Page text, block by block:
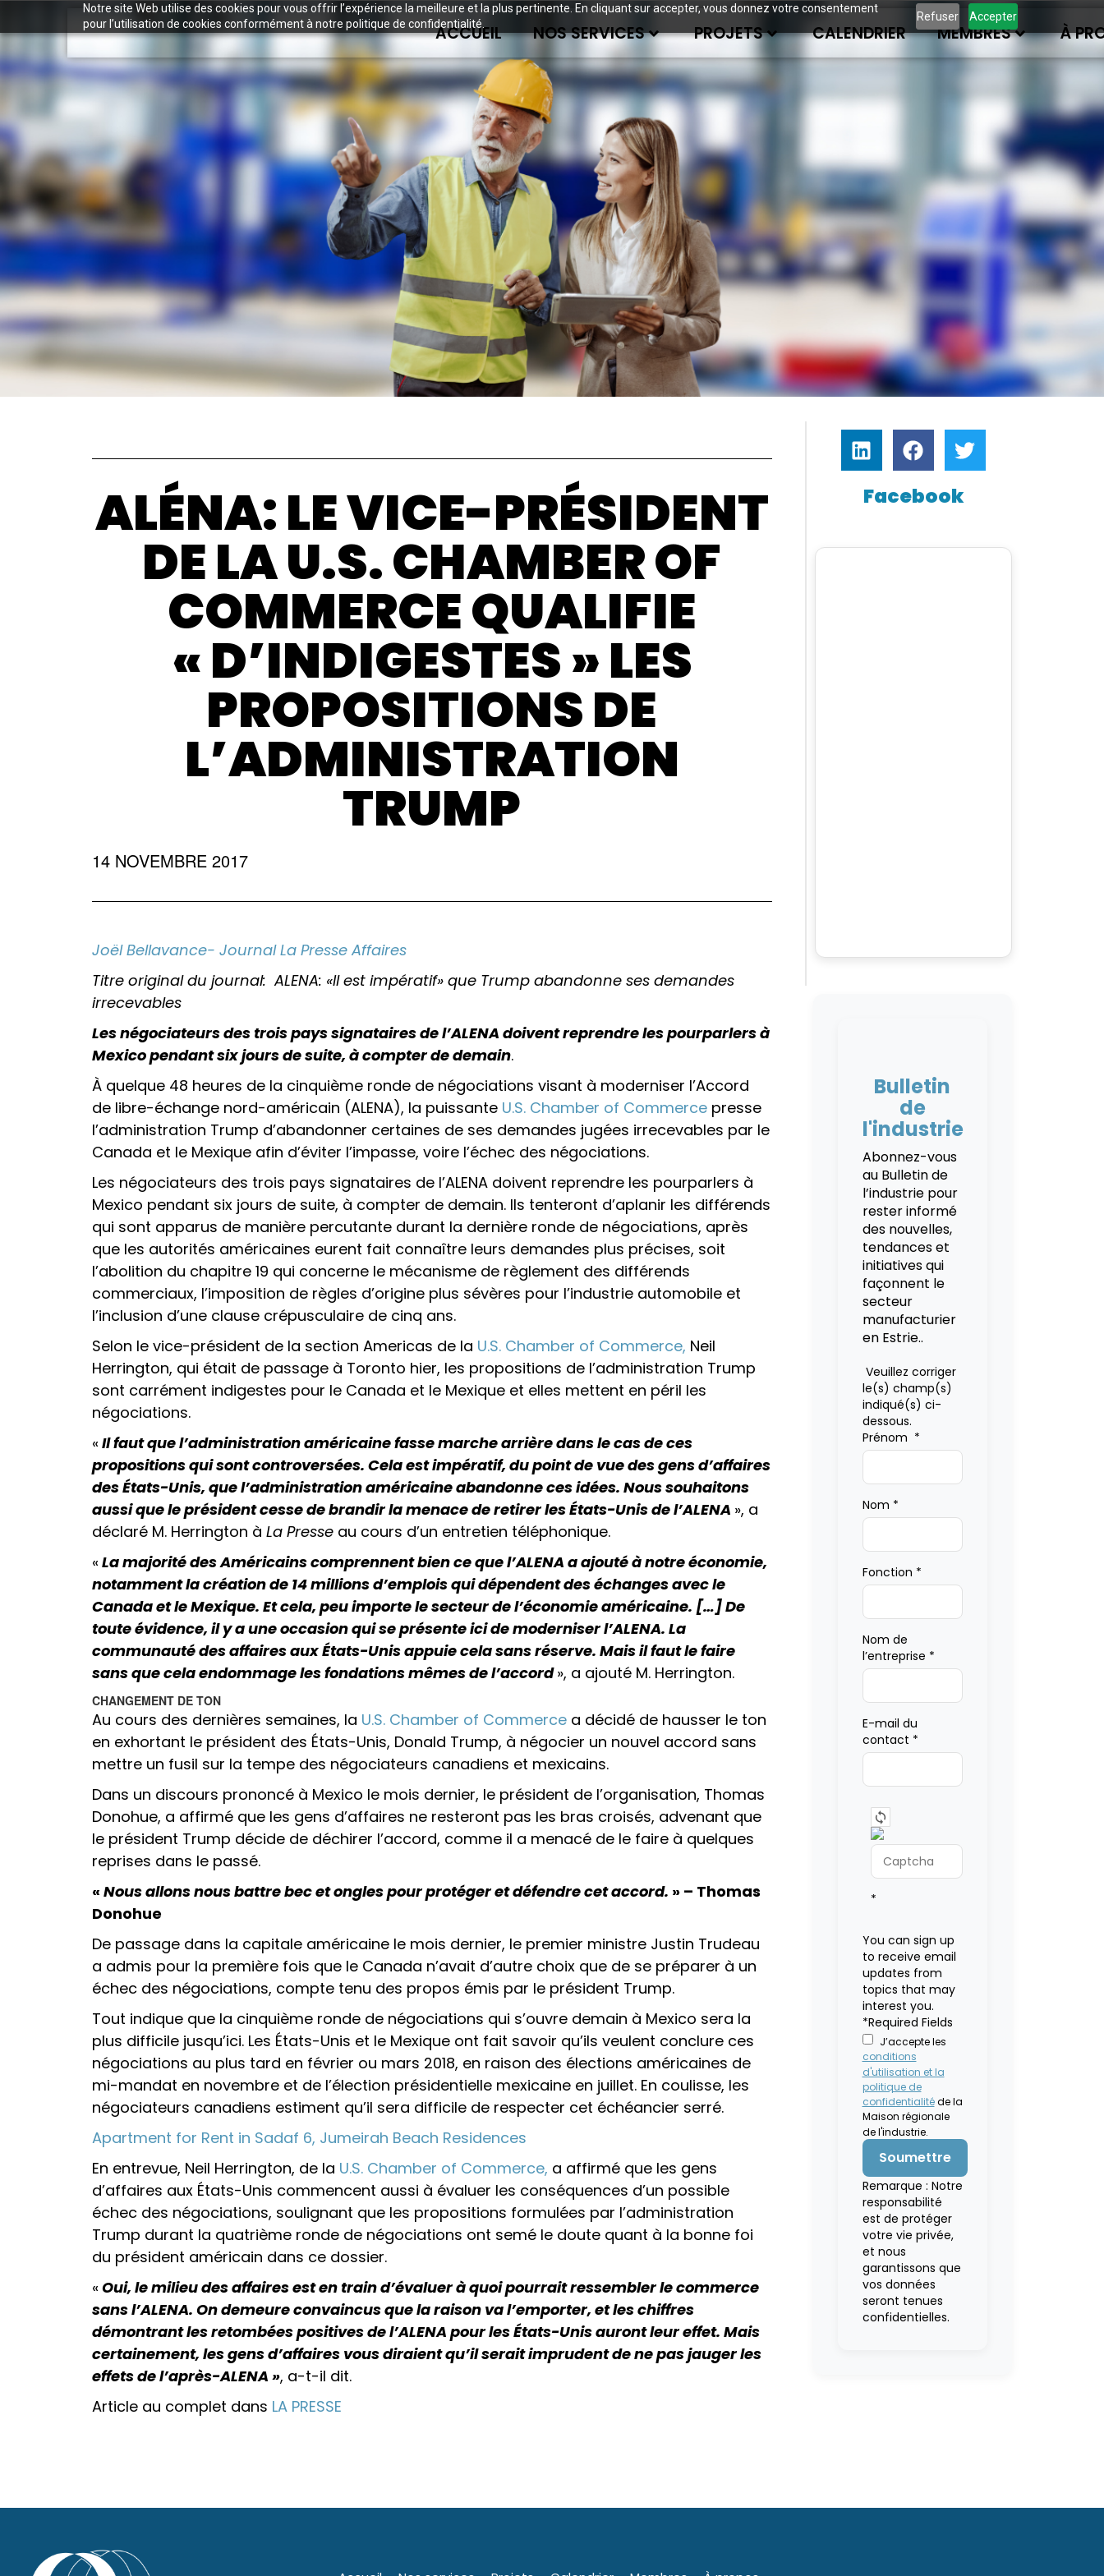
Notre site Web utilise des cookies pour vous offrir l’expérience la meilleure et la plus pertinente. En cliquant sur accepter, vous donnez votre consentement
pour l’utilisation de cookies conformément à notre politique de confidentialité.
Refuser Accepter
ACCUEIL NOS SERVICES PROJETS CALENDRIER MEMBRES À
ALÉNA: LE VICE-PRÉSIDENT
DE LA U.S. CHAMBER OF
COMMERCE QUALIFIE
« D’INDIGESTES » LES
PROPOSITIONS DE
L’ADMINISTRATION
TRUMP
14 NOVEMBRE 2017
Joël Bellavance- Journal La Presse Affaires
Titre original du journal: ALENA: «Il est impératif» que Trump abandonne ses demandes
irrecevables
Les négociateurs des trois pays signataires de l’ALENA doivent reprendre les pourparlers à
Mexico pendant six jours de suite, à compter de demain.
À quelque 48 heures de la cinquième ronde de négociations visant à moderniser l’Accord
de libre-échange nord-américain (ALENA), la puissante U.S. Chamber of Commerce presse
l’administration Trump d’abandonner certaines de ses demandes jugées irrecevables par le
Canada et le Mexique afin d’éviter l’impasse, voire l’échec des négociations.
Les négociateurs des trois pays signataires de l’ALENA doivent reprendre les pourparlers à
Mexico pendant six jours de suite, à compter de demain. Ils tenteront d’aplanir les différends
qui sont apparus de manière percutante durant la dernière ronde de négociations, après
que les autorités américaines eurent fait connaître leurs demandes plus précises, soit
l’abolition du chapitre 19 qui concerne le mécanisme de règlement des différends
commerciaux, l’imposition de règles d’origine plus sévères pour l’industrie automobile et
l’inclusion d’une clause crépusculaire de cinq ans.
Selon le vice-président de la section Americas de la U.S. Chamber of Commerce, Neil
Herrington, qui était de passage à Toronto hier, les propositions de l’administration Trump
sont carrément indigestes pour le Canada et le Mexique et elles mettent en péril les
négociations.
«Il faut que l’administration américaine fasse marche arrière dans le cas de ces
propositions qui sont controversées. Cela est impératif, du point de vue des gens d’affaires
des États-Unis, que l’administration américaine abandonne ces idées. Nous souhaitons
aussi que le président cesse de brandir la menace de retirer les États-Unis de l’ALENA », a
déclaré M. Herrington à La Presse au cours d’un entretien téléphonique.
«La majorité des Américains comprennent bien ce que l’ALENA a ajouté à notre économie,
notamment la création de 14 millions d’emplois qui dépendent des échanges avec le
Canada et le Mexique. Et cela, peu importe le secteur de l’économie américaine. […] De
toute évidence, il y a une occasion qui se présente ici de moderniser l’ALENA. La
communauté des affaires aux États-Unis appuie cela sans réserve. Mais il faut le faire
sans que cela endommage les fondations mêmes de l’accord», a ajouté M. Herrington.
CHANGEMENT DE TON
Au cours des dernières semaines, la U.S. Chamber of Commerce a décidé de hausser le ton
en exhortant le président des États-Unis, Donald Trump, à négocier un nouvel accord sans
mettre un fusil sur la tempe des négociateurs canadiens et mexicains.
Dans un discours prononcé à Mexico le mois dernier, le président de l’organisation, Thomas
Donohue, a affirmé que les gens d’affaires ne resteront pas les bras croisés, advenant que
le président Trump décide de déchirer l’accord, comme il a menacé de le faire à quelques
reprises dans le passé.
« Nous allons nous battre bec et ongles pour protéger et défendre cet accord. » – Thomas
Donohue
De passage dans la capitale américaine le mois dernier, le premier ministre Justin Trudeau
a admis pour la première fois que le Canada n’avait d’autre choix que de se préparer à un
échec des négociations, compte tenu des propos émis par le président Trump.
Tout indique que la cinquième ronde de négociations qui s’ouvre demain à Mexico sera la
plus difficile jusqu’ici. Les États-Unis et le Mexique ont fait savoir qu’ils veulent conclure ces
négociations au plus tard en février ou mars 2018, en raison des élections américaines de
mi-mandat en novembre et de l’élection présidentielle mexicaine en juillet. En coulisse, les
négociateurs canadiens estiment qu’il sera difficile de respecter cet échéancier serré.
Apartment for Rent in Sadaf 6, Jumeirah Beach Residences
En entrevue, Neil Herrington, de la U.S. Chamber of Commerce, a affirmé que les gens
d’affaires aux États-Unis commencent aussi à évaluer les conséquences d’un possible
échec des négociations, soulignant que les propositions formulées par l’administration
Trump durant la quatrième ronde de négociations ont semé le doute quant à la bonne foi
du président américain dans ce dossier.
«Oui, le milieu des affaires est en train d’évaluer à quoi pourrait ressembler le commerce
sans l’ALENA. On demeure convaincus que la raison va l’emporter, et les chiffres
démontrant les retombées positives de l’ALENA pour les États-Unis auront leur effet. Mais
certainement, les gens d’affaires vous diraient qu’il serait imprudent de ne pas jauger les
effets de l’après-ALENA », a-t-il dit.
Article au complet dans LA PRESSE
Facebook
Bulletin
de
l'industrie
Abonnez-vous
au Bulletin de
l’industrie pour
rester informé
des nouvelles,
tendances et
initiatives qui
façonnent le
secteur
manufacturier
en Estrie..
Veuillez corriger
le(s) champ(s)
indiqué(s) ci-
dessous.
Prénom *
Nom *
Fonction *
Nom de
l’entreprise *
E-mail du
contact *
*
You can sign up
to receive email
updates from
topics that may
interest you.
*Required Fields
J’accepte les
conditions
d'utilisation et la
politique de
confidentialitéde la
Maison régionale
de l'industrie.
Remarque : Notre
responsabilité
est de protéger
votre vie privée,
et nous
garantissons que
vos données
seront tenues
confidentielles.